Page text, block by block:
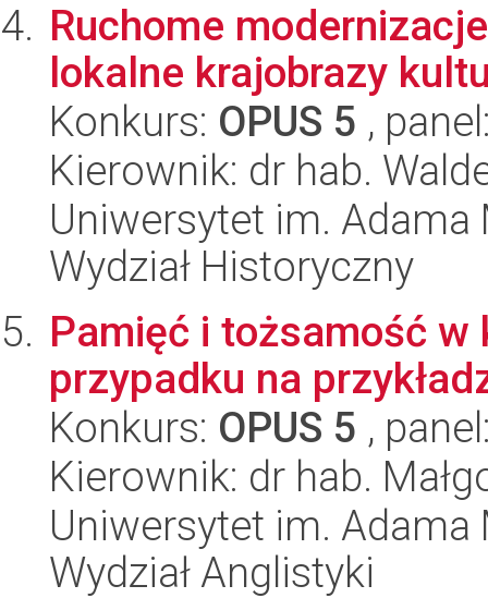
Ruchome
lokalne krajobrazy
Konkurs: OPUS 5 ,
Kierownik: dr hab.
Uniwersytet im.
Wydział Historyczny
Pamięć i tożsamość
przypadku na
Konkurs: OPUS 5 ,
Kierownik: dr hab.
Uniwersytet im.
Wydział Anglistyki